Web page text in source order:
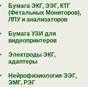
Бумага ЭКГ, ЭЭГ, КТГ
(Фетальных Мониторов),
ЛПУ и анализаторов
Бумага УЗИ для
видеопринтеров
Электроды ЭКГ,
адаптеры
Нейрофизиология ЭЭГ,
ЭМГ, РЭГ